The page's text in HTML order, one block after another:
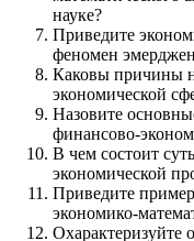
науке?
Приведите
феномен
Каковы причины
экономической
Назовите
финансово-
В чем состоит
экономической
Приведите
экономико-